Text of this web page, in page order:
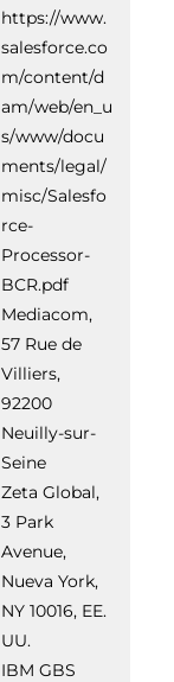
https://www.
salesforce.co
m/content/d
am/web/en_u
s/www/docu
ments/legal/
misc/Salesfo
rce-
Processor-
BCR.pdf
Mediacom,
57 Rue de
Villiers,
92200
Neuilly-sur-
Seine
Zeta Global,
3 Park
Avenue,
Nueva York,
NY 10016, EE.
UU.
IBM GBS